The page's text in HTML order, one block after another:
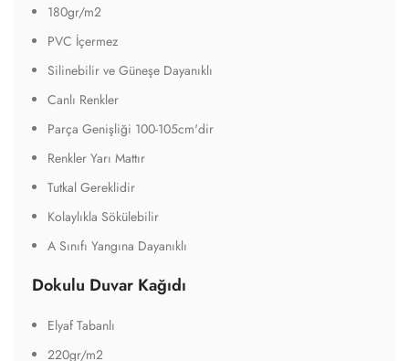
180gr/m2
PVC İçermez
Silinebilir ve Güneşe Dayanıklı
Canlı Renkler
Parça Genişliği 100-105cm'dir
Renkler Yarı Mattır
Tutkal Gereklidir
Kolaylıkla Sökülebilir
A Sınıfı Yangına Dayanıklı
Dokulu Duvar Kağıdı
Elyaf Tabanlı
220gr/m2